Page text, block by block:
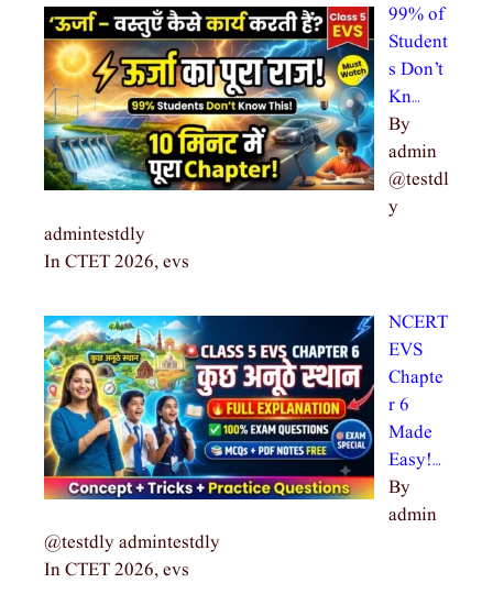
99% of
Student
s Don’t
Kn…
By
admin
@testdl
y
admintestdly
In CTET 2026, evs
NCERT
EVS
Chapte
r 6
Made
Easy!…
By
admin
@testdly admintestdly
In CTET 2026, evs